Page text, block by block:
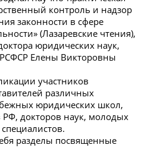
контроль и надзор
законности в сфере
(Лазаревские чтения),
юридических наук,
Елены Викторовны
участников
различных
юридических школ,
докторов наук, молодых
разделы посвященные